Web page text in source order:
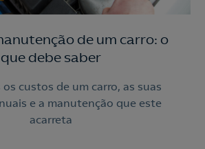
de um carro: o
que debe saber
os custos de um carro, as suas
e a manutenção que este
acarreta